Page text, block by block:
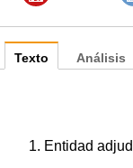
Texto
1. Entidad
Análisis